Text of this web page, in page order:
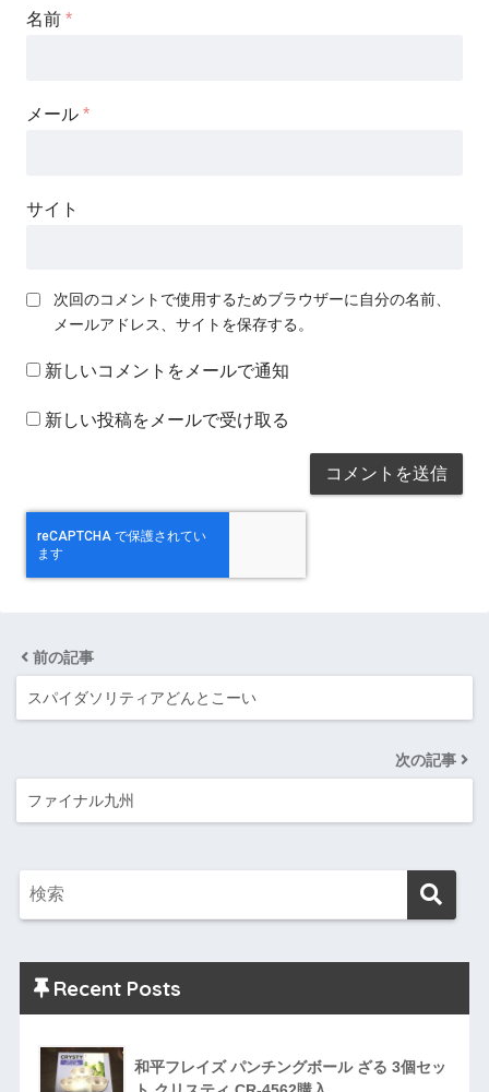
名前 *
メール *
サイト
次回のコメントで使用するためブラウザーに自分の名前、
メールアドレス、サイトを保存する。
新しいコメントをメールで通知
新しい投稿をメールで受け取る
前の記事
スパイダソリティアどんとこーい
次の記事
ファイナル九州
Recent Posts
和平フレイズ パンチングボール ざる 3個セッ